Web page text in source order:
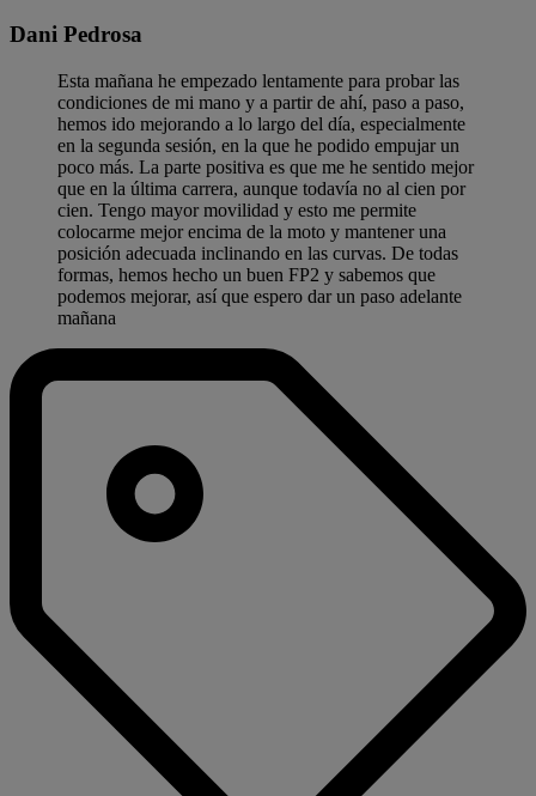
Dani Pedrosa
Esta mañana he empezado lentamente para probar las
condiciones de mi mano y a partir de ahí, paso a paso,
hemos ido mejorando a lo largo del día, especialmente
en la segunda sesión, en la que he podido empujar un
poco más. La parte positiva es que me he sentido mejor
que en la última carrera, aunque todavía no al cien por
cien. Tengo mayor movilidad y esto me permite
colocarme mejor encima de la moto y mantener una
posición adecuada inclinando en las curvas. De todas
formas, hemos hecho un buen FP2 y sabemos que
podemos mejorar, así que espero dar un paso adelante
mañana